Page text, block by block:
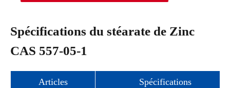
Spécifications du stéarate de Zinc
CAS 557-05-1
Articles Spécifications